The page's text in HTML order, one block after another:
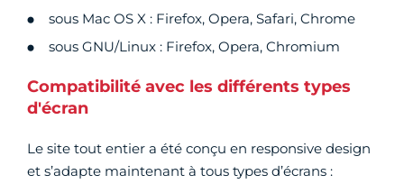
sous Mac OS X : Firefox, Opera, Safari, Chrome
sous GNU/Linux : Firefox, Opera, Chromium
Compatibilité avec les différents types
d'écran
Le site tout entier a été conçu en responsive design
et s’adapte maintenant à tous types d’écrans :